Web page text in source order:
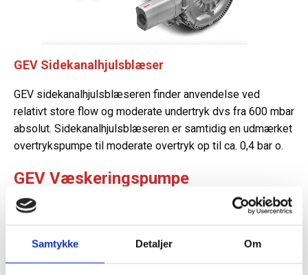
Samtykke Detaljer Om
GEV Sidekanalhjulsblæser
GEV sidekanalhjulsblæseren finder anvendelse ved
relativt store flow og moderate undertryk dvs fra 600 mbar
absolut. Sidekanalhjulsblæseren er samtidig en udmærket
overtrykspumpe til moderate overtryk op til ca. 0,4 bar o.
GEV Væskeringspumpe
Væskering vakuumpumper er pålidelige og billige og kan
anvendes i mange forskellige vakuum applikationer.
Vand anvendes typisk som procesvæske, men andre
væsker som mineralolie, glykol, opløsningsmidler osv kan